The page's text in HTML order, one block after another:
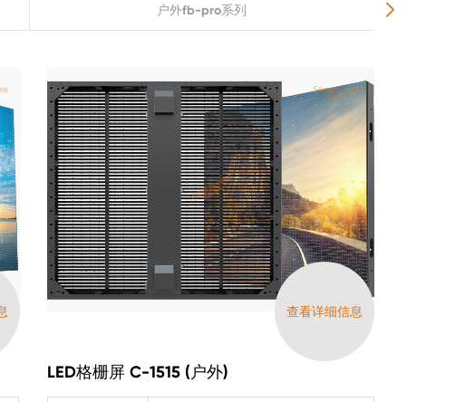
户外fb-pro系列
查看详细信息
LED格栅屏 C-1515 (户外)